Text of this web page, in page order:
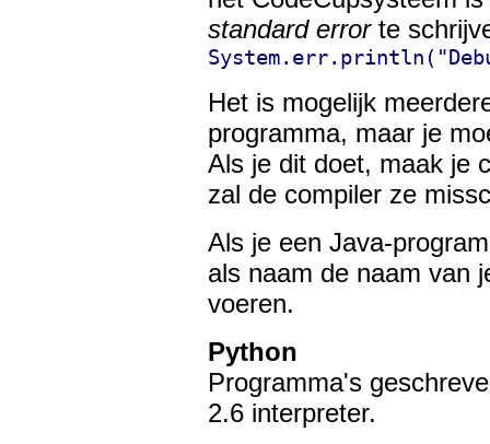
standard errorte
Het is mogelijk
programma, maar je
Als je dit doet, maak je
zal de compiler ze
Als je een Java-
als naam de naam van
voeren.
Python
Programma's
2.6 interpreter.